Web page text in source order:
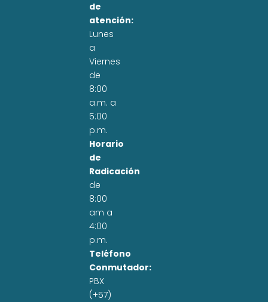
de
atención:
Lunes
a
Viernes
de
8:00
a.m. a
5:00
p.m.
Horario
de
Radicación
de
8:00
am a
4:00
p.m.
Teléfono
Conmutador:
PBX
(+57)